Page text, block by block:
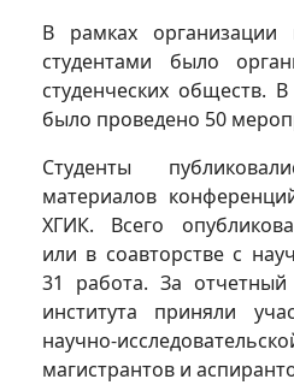
В рамках
студентами было
студенческих обществ.
было проведено 50
Студенты
материалов
ХГИК. Всего
или в соавторстве с
31 работа. За отчетный
института приняли
научно-
магистрантов и